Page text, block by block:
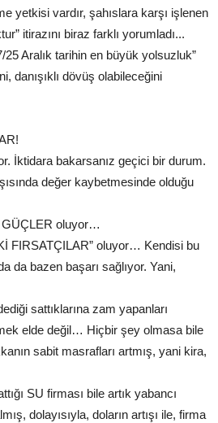
yetkisi vardır, şahıslara karşı işlenen
itirazını biraz farklı yorumladı...
25 Aralık tarihin en büyük yolsuzluk”
danışıklı dövüş olabileceğini
İktidara bakarsanız geçici bir durum.
değer kaybetmesinde olduğu
oluyor…
FIRSATÇILAR” oluyor… Kendisi bu
da bazen başarı sağlıyor. Yani,
sattıklarına zam yapanları
elde değil… Hiçbir şey olmasa bile
sabit masrafları artmış, yani kira,
SU firması bile artık yabancı
dolayısıyla, doların artışı ile, firma